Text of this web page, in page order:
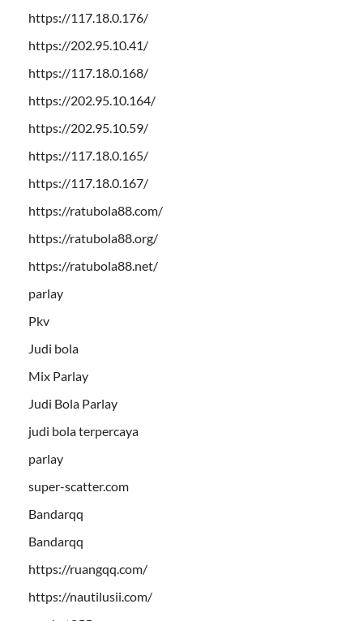
https://117.18.0.176/
https://202.95.10.41/
https://117.18.0.168/
https://202.95.10.164/
https://202.95.10.59/
https://117.18.0.165/
https://117.18.0.167/
https://ratubola88.com/
https://ratubola88.org/
https://ratubola88.net/
parlay
Pkv
Judi bola
Mix Parlay
Judi Bola Parlay
judi bola terpercaya
parlay
super-scatter.com
Bandarqq
Bandarqq
https://ruangqq.com/
https://nautilusii.com/